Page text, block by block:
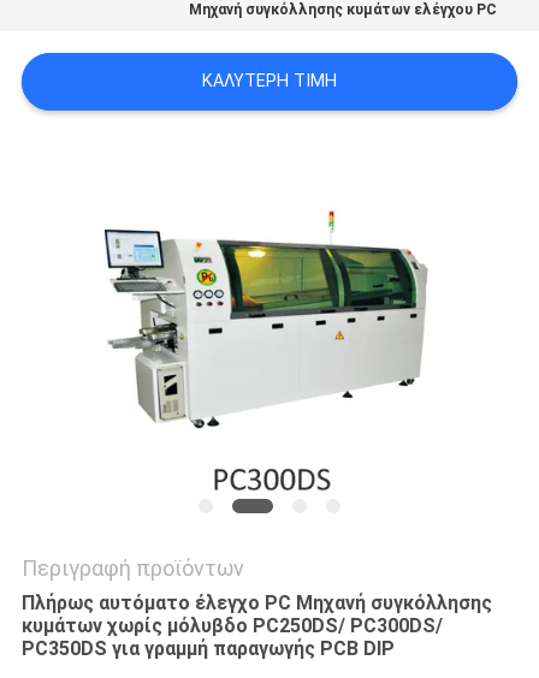
LINE
ΠΟΛΙΤΙΚΉ
ΑΠΟΡΡΉΤΟΥ
Μηχανή συγκόλλησης κυμάτων ελέγχου PC
ΚΑΛΎΤΕΡΗ ΤΙΜΉ
Περιγραφή προϊόντων
Πλήρως αυτόματο έλεγχο PC Μηχανή συγκόλλησης
κυμάτων χωρίς μόλυβδο PC250DS/ PC300DS/
PC350DS για γραμμή παραγωγής PCB DIP